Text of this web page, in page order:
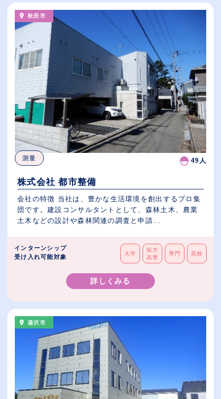
秋田市
測量 49人
株式会社 都市整備
会社の特徴 当社は、豊かな生活環境を創出するプロ集
団です。建設コンサルタントとして、森林土木、農業
土木などの設計や森林関連の調査と申請...
インターンシップ
受け入れ可能対象
大学
短大
高専
専門 高校
詳しくみる
湯沢市